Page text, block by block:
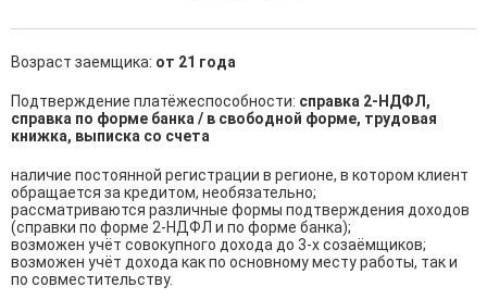
Возраст заемщика: от 21 года
Подтверждение платёжеспособности: справка 2-НДФЛ,
справка по форме банка / в свободной форме, трудовая
книжка, выписка со счета
наличие постоянной регистрации в регионе, в котором клиент
обращается за кредитом, необязательно;
рассматриваются различные формы подтверждения доходов
(справки по форме 2-НДФЛ и по форме банка);
возможен учёт совокупного дохода до 3-х созаёмщиков;
возможен учёт дохода как по основному месту работы, так и
по совместительству.